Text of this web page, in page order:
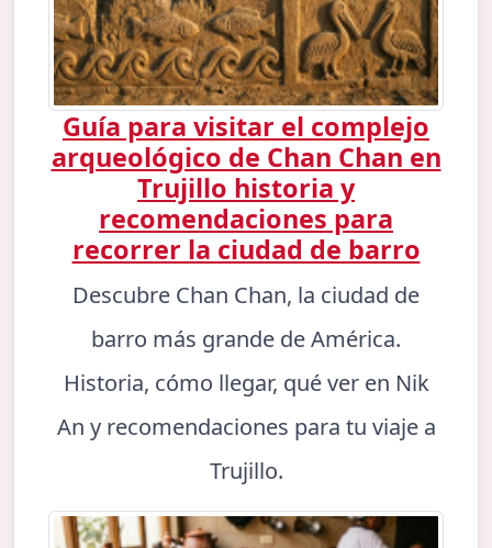
Guía para visitar el complejo
arqueológico de Chan Chan en
Trujillo historia y
recomendaciones para
recorrer la ciudad de barro
Descubre Chan Chan, la ciudad de
barro más grande de América.
Historia, cómo llegar, qué ver en Nik
An y recomendaciones para tu viaje a
Trujillo.